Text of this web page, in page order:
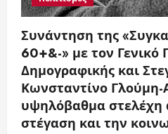
Συνάντηση της
60+&-» με τον Γενικό
Δημογραφικής και
Κωνσταντίνο Γλούμη-
υψηλόβαθμα στελέχη
στέγαση και την